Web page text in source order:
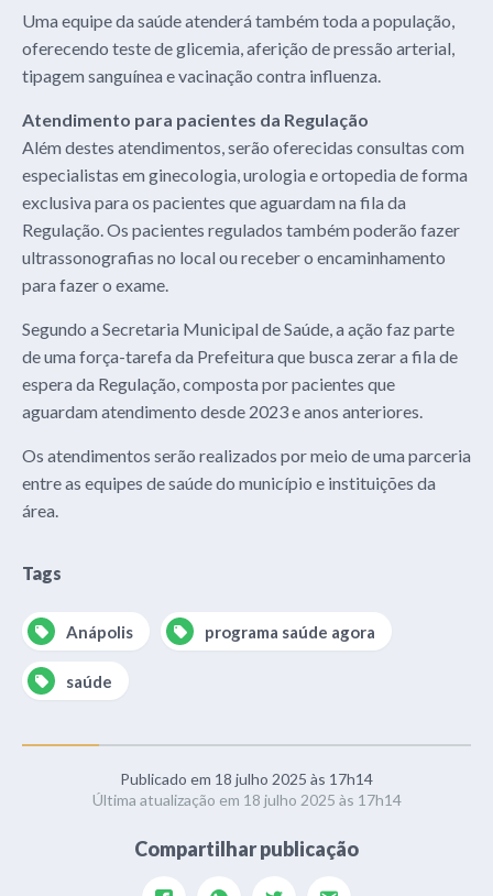
Uma equipe da saúde atenderá também toda a população,
oferecendo teste de glicemia, aferição de pressão arterial,
tipagem sanguínea e vacinação contra influenza.
Atendimento para pacientes da Regulação
Além destes atendimentos, serão oferecidas consultas com
especialistas em ginecologia, urologia e ortopedia de forma
exclusiva para os pacientes que aguardam na fila da
Regulação. Os pacientes regulados também poderão fazer
ultrassonografias no local ou receber o encaminhamento
para fazer o exame.
Segundo a Secretaria Municipal de Saúde, a ação faz parte
de uma força-tarefa da Prefeitura que busca zerar a fila de
espera da Regulação, composta por pacientes que
aguardam atendimento desde 2023 e anos anteriores.
Os atendimentos serão realizados por meio de uma parceria
entre as equipes de saúde do município e instituições da
área.
Tags
Anápolis programa saúde agora
saúde
Publicado em 18 julho 2025 às 17h14
Última atualização em 18 julho 2025 às 17h14
Compartilhar publicação